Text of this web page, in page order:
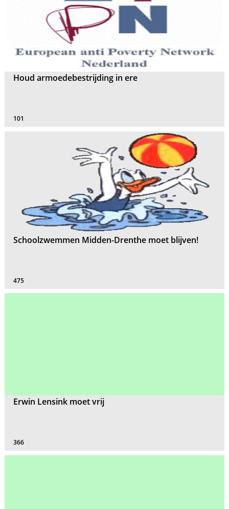
Houd armoedebestrijding in ere
101
Schoolzwemmen Midden-Drenthe moet blijven!
475
Erwin Lensink moet vrij
366